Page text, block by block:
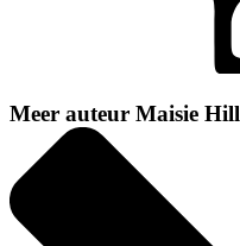
Meer auteur Maisie Hill